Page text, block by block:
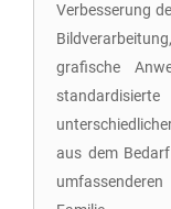
Verbesserung
grafische
aus dem